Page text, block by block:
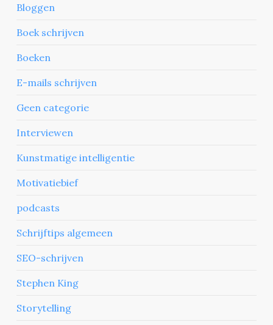
Bloggen
Boek schrijven
Boeken
E-mails schrijven
Geen categorie
Interviewen
Kunstmatige intelligentie
Motivatiebief
podcasts
Schrijftips algemeen
SEO-schrijven
Stephen King
Storytelling